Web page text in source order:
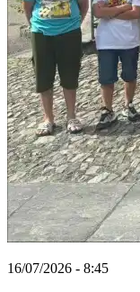
16/07/2026 - 8:45